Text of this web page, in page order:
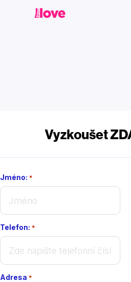
Vyzkoušet
Jméno: *
Telefon: *
Adresa *